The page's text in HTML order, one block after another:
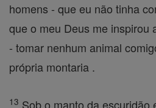
homens - que eu não tinha
que o meu Deus me inspirou
- tomar nenhum animal
própria montaria .
13 Sob o manto da escuridão